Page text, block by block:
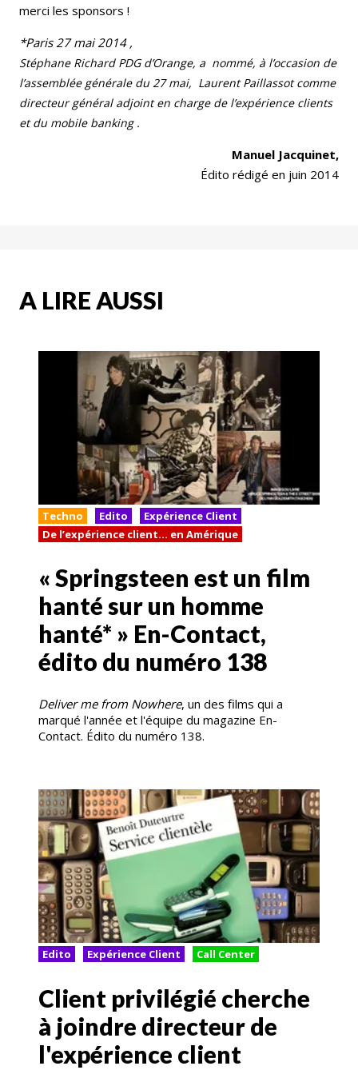
merci les sponsors !
*Paris 27 mai 2014 ,
Stéphane Richard PDG d’Orange, a nommé, à l’occasion de
l’assemblée générale du 27 mai, Laurent Paillassot comme
directeur général adjoint en charge de l’expérience clients
et du mobile banking .
Manuel Jacquinet,
Édito rédigé en juin 2014
A LIRE AUSSI
Techno Edito
Expérience Client
De l’expérience client… en Amérique
« Springsteen est un film
hanté sur un homme
hanté* » En-Contact,
édito du numéro 138
Deliver me from Nowhere, un des films qui a
marqué l'année et l'équipe du magazine En-
Contact. Édito du numéro 138.
Edito Expérience Client Call Center
Client privilégié cherche
à joindre directeur de
l'expérience client